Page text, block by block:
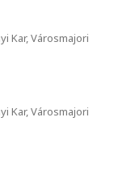
Kar, Városmajori
Kar, Városmajori